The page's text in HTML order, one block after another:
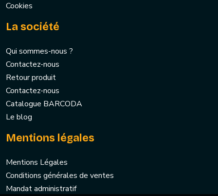
Cookies
La société
Qui sommes-nous ?
Contactez-nous
Retour produit
Contactez-nous
Catalogue BARCODA
Le blog
Mentions légales
Mentions Légales
Conditions générales de ventes
Mandat administratif